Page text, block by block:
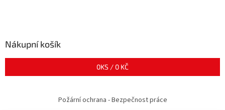
Nákupní košík
0KS / 0 KČ
Požární ochrana - Bezpečnost práce